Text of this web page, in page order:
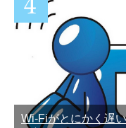
Wi-Fiがとにかく遅